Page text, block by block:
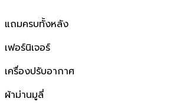
แถมครบทั้งหลัง
เฟอร์นิเจอร์
เครื่องปรับอากาศ
ผ้าม่านมูลี่